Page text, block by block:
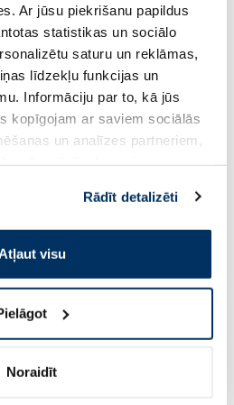
Ar jūsu piekrišanu papildus
statistikas un sociālo
saturu un reklāmas,
līdzekļu funkcijas un
Informāciju par to, kā jūs
kopīgojam ar saviem sociālās
un analīzes partneriem,
šo papildu sīkdatņu
savu izvēli:
Rādīt detalizēti
visu
Noraidīt
6.99 €
vasarā ☀️